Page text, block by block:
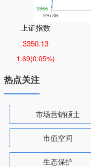
上证指数
3350.13
1.69(0.05%)
热点关注
市场营销硕士
市值空间
生态保护